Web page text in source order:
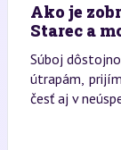
Ako je
Starec a
Súboj
útrapám,
česť aj v